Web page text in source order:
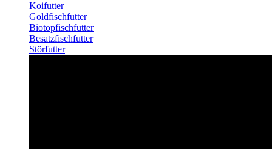
Koifutter
Goldfischfutter
Biotopfischfutter
Besatzfischfutter
Störfutter